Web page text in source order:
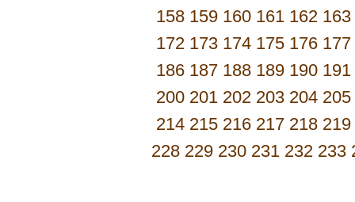
158 159 160 161 162 163
172 173 174 175 176 177
186 187 188 189 190 191
200 201 202 203 204 205
214 215 216 217 218 219
228 229 230 231 232 233